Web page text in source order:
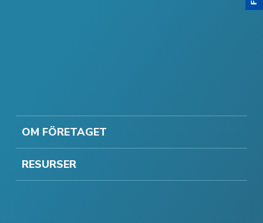
OM FÖRETAGET
RESURSER